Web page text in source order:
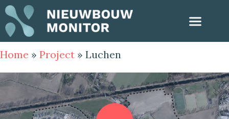
Home » Project » Luchen